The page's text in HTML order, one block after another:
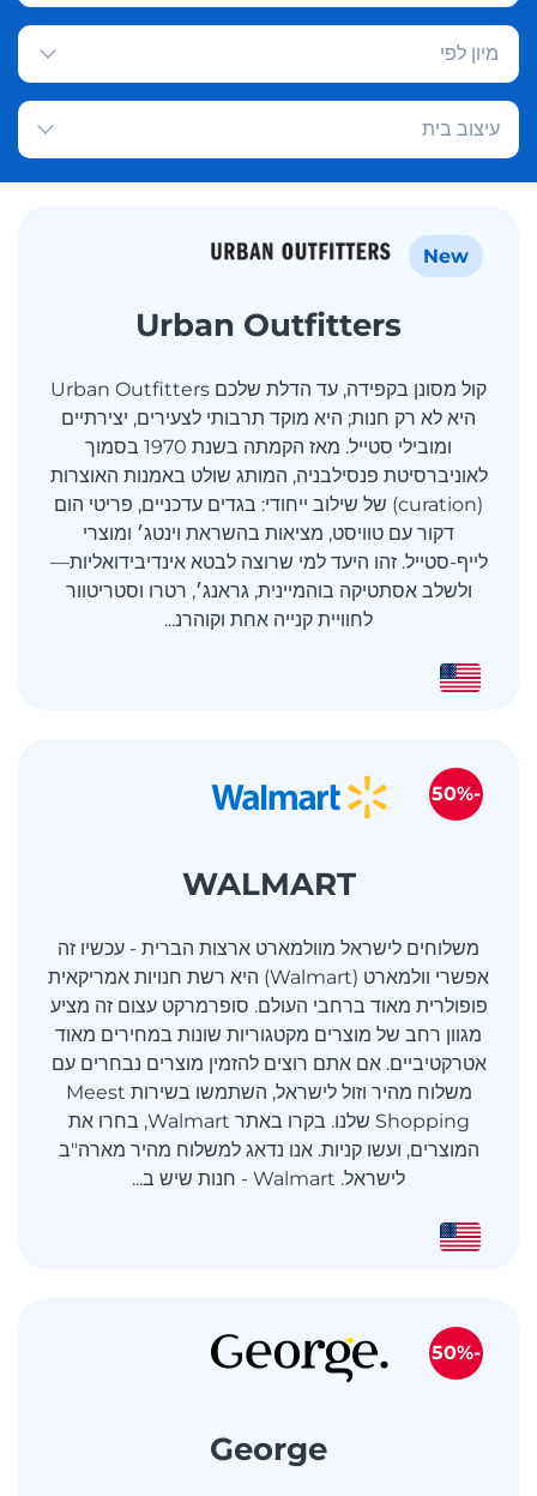
מיון לפי
עיצוב בית
Urban Outfitters
קול מסונן בקפידה, עד הדלת שלכם Urban Outfitters
היא לא רק חנות; היא מוקד תרבותי לצעירים, יצירתיים
ומובילי סטייל. מאז הקמתה בשנת 1970 בסמוך
לאוניברסיטת פנסילבניה, המותג שולט באמנות האוצרות
(curation) של שילוב ייחודי: בגדים עדכניים, פריטי הום
דקור עם טוויסט, מציאות בהשראת וינטג׳ ומוצרי
לייף-סטייל. זהו היעד למי שרוצה לבטא אינדיבידואליות—
ולשלב אסתטיקה בוהמיינית, גראנג׳, רטרו וסטריטוור
לחוויית קנייה אחת וקוהרנ...
New
WALMART
משלוחים לישראל מוולמארט ארצות הברית - עכשיו זה
אפשרי וולמארט (Walmart) היא רשת חנויות אמריקאית
פופולרית מאוד ברחבי העולם. סופרמרקט עצום זה מציע
מגוון רחב של מוצרים מקטגוריות שונות במחירים מאוד
אטרקטיביים. אם אתם רוצים להזמין מוצרים נבחרים עם
משלוח מהיר וזול לישראל, השתמשו בשירות Meest
Shopping שלנו. בקרו באתר Walmart, בחרו את
המוצרים, ועשו קניות. אנו נדאג למשלוח מהיר מארה"ב
לישראל. Walmart - חנות שיש ב...
-50%
George
-50%